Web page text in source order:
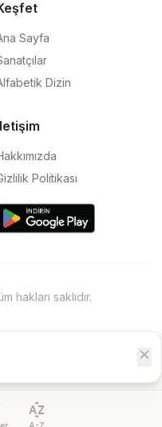
Sayfa
Dizin
Politikası
hakları saklıdır.
close
sort_by_alpha
A-Z